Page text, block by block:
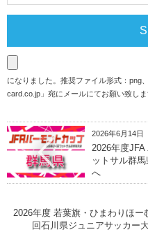
になりました。推奨ファイル形式：png
card.co.jp 」宛にメールにてお願い致しま
2026年6月14日
2026年度JFA
ットサル群
へ
2026年度 若葉旗・ひまわりほー
回石川県ジュニアサッカー